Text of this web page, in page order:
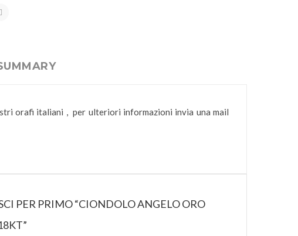
orafi italiani , per ulteriori informazioni invia una mail
PER PRIMO “CIONDOLO ANGELO ORO